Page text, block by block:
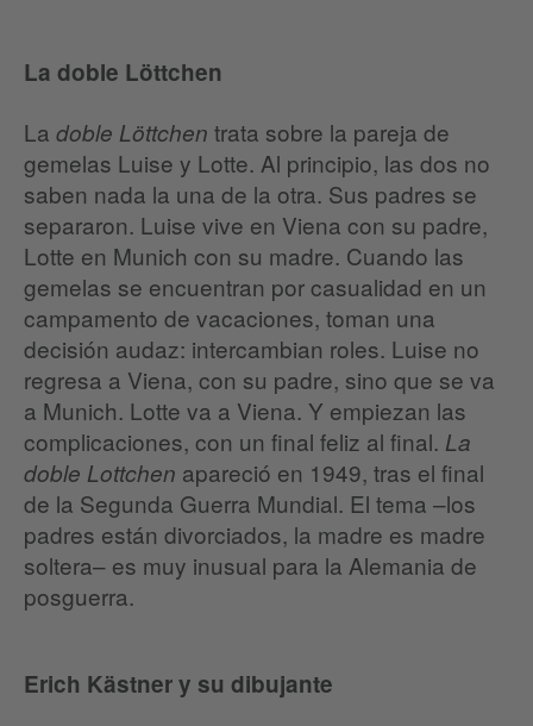
La doble Löttchen
La doble Löttchen trata sobre la pareja de
gemelas Luise y Lotte. Al principio, las dos no
saben nada la una de la otra. Sus padres se
separaron. Luise vive en Viena con su padre,
Lotte en Munich con su madre. Cuando las
gemelas se encuentran por casualidad en un
campamento de vacaciones, toman una
decisión audaz: intercambian roles. Luise no
regresa a Viena, con su padre, sino que se va
a Munich. Lotte va a Viena. Y empiezan las
complicaciones, con un final feliz al final. La
doble Lottchen apareció en 1949, tras el final
de la Segunda Guerra Mundial. El tema –los
padres están divorciados, la madre es madre
soltera– es muy inusual para la Alemania de
posguerra.
Erich Kästner y su dibujante